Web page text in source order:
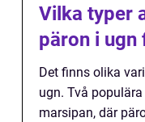
Vilka typer
päron i ugn
Det finns olika
ugn. Två
marsipan, där